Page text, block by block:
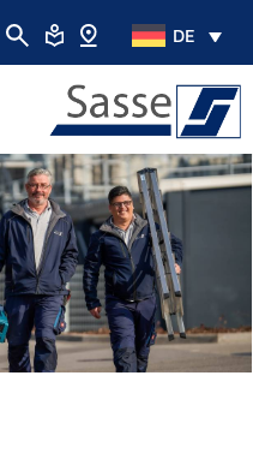
DE